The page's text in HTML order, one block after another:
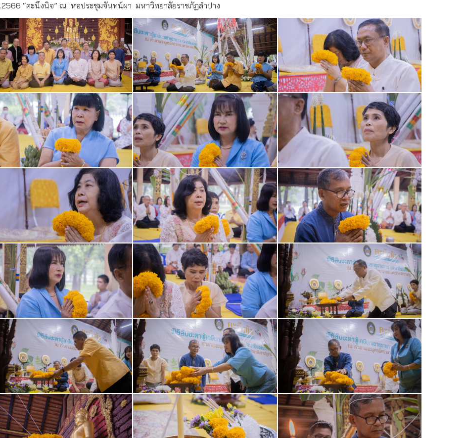
.2566 “คะนึงนิจ” ณ หอประชุมจันทน์ผา มหาวิทยาลัยราชภัฏลำปาง